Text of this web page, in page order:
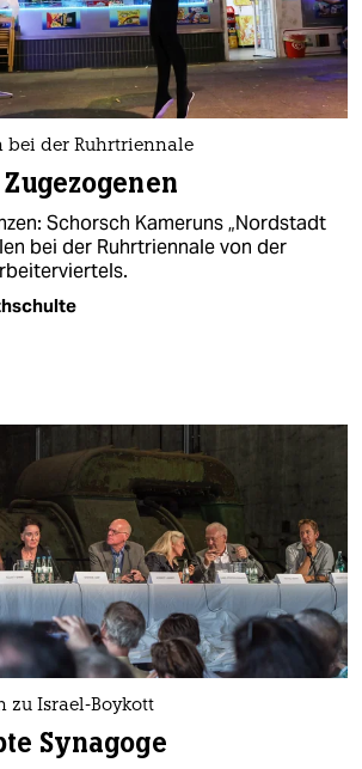
bei der Ruhrtriennale
Schorsch Kameruns „Nordstadt
bei der Ruhrtriennale von der
zu Israel-Boykott
Synagoge